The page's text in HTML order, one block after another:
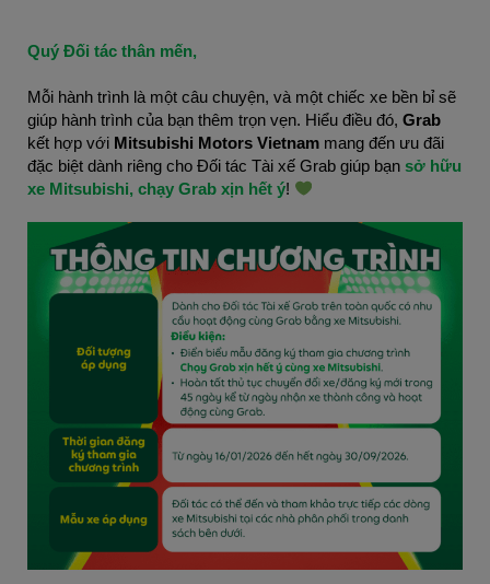
Quý Đối tác thân mến,
Mỗi hành trình là một câu chuyện, và một chiếc xe bền bỉ sẽ
giúp hành trình của bạn thêm trọn vẹn. Hiểu điều đó, Grab
kết hợp với Mitsubishi Motors Vietnam mang đến ưu đãi
đặc biệt dành riêng cho Đối tác Tài xế Grab giúp bạn sở hữu
xe Mitsubishi, chạy Grab xịn hết ý!